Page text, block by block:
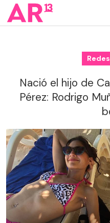
Nació el hijo de
Pérez: Rodrigo